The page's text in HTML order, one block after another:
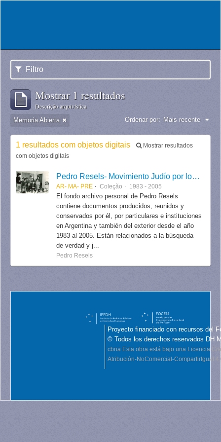
Filtro
Mostrar 1 resultados
Descrição arquivística
Memoria Abierta Ordenar por: Mais recente
1 resultados com objetos digitais
Mostrar resultados
com objetos digitais
Pedro Resels- Movimiento Judío por los Derechos Humanos
AR- MA- PRE Coleção 1983 - 2005
El fondo archivo personal de Pedro Resels
contiene documentos producidos, reunidos y
conservados por él, por particulares e instituciones
en Argentina y también del exterior desde el año
1983 al 2005. Están relacionados a la búsqueda
de verdad y j...
Pedro Resels
Proyecto financiado con recursos del
© Todos los derechos reservados DH
cbna Esta obra está bajo una Licencia
Atribución-NoComercial-CompartirIgual